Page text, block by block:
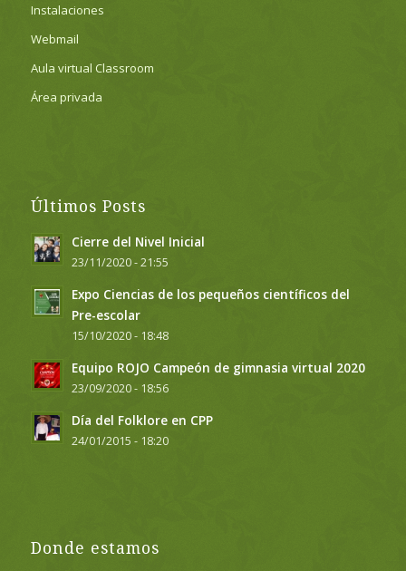
Instalaciones
Webmail
Aula virtual Classroom
Área privada
Últimos Posts
Cierre del Nivel Inicial
23/11/2020 - 21:55
Expo Ciencias de los pequeños científicos del
Pre-escolar
15/10/2020 - 18:48
Equipo ROJO Campeón de gimnasia virtual 2020
23/09/2020 - 18:56
Día del Folklore en CPP
24/01/2015 - 18:20
Donde estamos